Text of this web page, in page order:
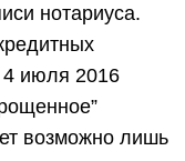
нотариуса.
4 июля 2016
возможно лишь